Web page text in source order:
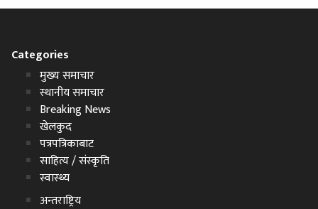
Categories
मुख्य समाचार
स्थानीय समाचार
Breaking News
खेलकुद
पत्रपत्रिकाबाट
साहित्य / संस्कृति
स्वास्थ्य
अन्तराष्ट्रिय